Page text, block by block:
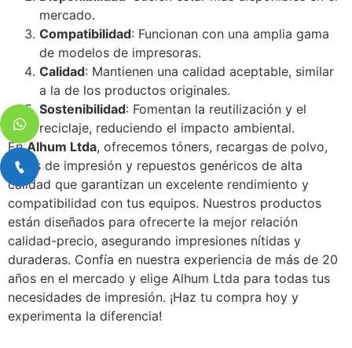
mercado.
Compatibilidad: Funcionan con una amplia gama
de modelos de impresoras.
Calidad: Mantienen una calidad aceptable, similar
a la de los productos originales.
Sostenibilidad: Fomentan la reutilización y el
reciclaje, reduciendo el impacto ambiental.
EnAlhum Ltda, ofrecemos tóners, recargas de polvo,
tintas de impresión y repuestos genéricos de alta
calidad que garantizan un excelente rendimiento y
compatibilidad con tus equipos. Nuestros productos
están diseñados para ofrecerte la mejor relación
calidad-precio, asegurando impresiones nítidas y
duraderas. Confía en nuestra experiencia de más de 20
años en el mercado y elige Alhum Ltda para todas tus
necesidades de impresión. ¡Haz tu compra hoy y
experimenta la diferencia!